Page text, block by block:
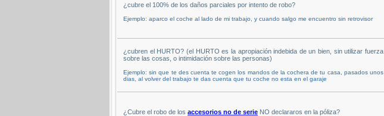
¿cubre el 100% de los daños parciales por intento de robo?
Ejemplo: aparco el coche al lado de mi trabajo, y cuando salgo me encuentro sin retrovisor
¿cubren el HURTO? (el HURTO es la apropiación indebida de un bien, sin utilizar fuerza
sobre las cosas, o intimidación sobre las personas)
Ejemplo: sin que te des cuenta te cogen los mandos de la cochera de tu casa, pasados unos
dias, al volver del trabajo te das cuenta que tu coche no esta en el garaje
¿Cubre el robo de los accesorios no de serie NO declararos en la póliza?